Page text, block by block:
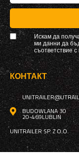
Искам да
ми данни да
съответствие с
КОНТАКТ
BUDOWLANA 30
20-469LUBLIN
UNITRAILER SP. Z O.O.